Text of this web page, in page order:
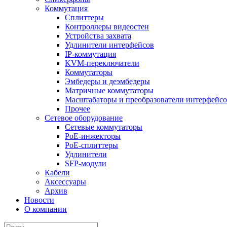
Коммутация
Сплиттеры
Контроллеры видеостен
Устройства захвата
Удлинители интерфейсов
IP-коммутация
KVM-переключатели
Коммутаторы
Эмбедеры и деэмбедеры
Матричные коммутаторы
Масштабаторы и преобразователи
Прочее
Сетевое оборудование
Сетевые коммутаторы
PoE-инжекторы
PoE-сплиттеры
Удлинители
SFP-модули
Кабели
Аксессуары
Архив
Новости
О компании